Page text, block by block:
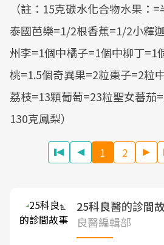
（註：15克碳水化合物水果：
泰國芭樂=1/2根香蕉=1/2小釋
州李=1個中橘子=1個中柳丁=1
桃=1.5個奇異果=2粒棗子=2粒
荔枝=13顆葡萄=23粒聖女蕃茄
130克鳳梨）
1 2
25科良醫的診間
良醫編輯部